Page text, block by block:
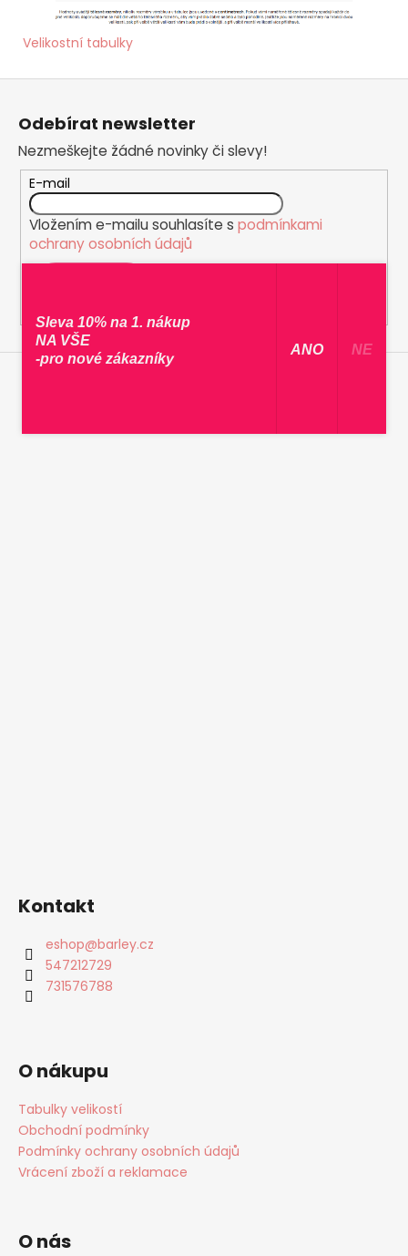
Velikostní tabulky
Z
Odebírat newsletter
Nezmeškejte žádné novinky či slevy!
E-mail
Vložením e-mailu souhlasíte s podmínkami
ochrany osobních údajů
Kontakt
eshop@barley.cz
547212729
731576788
O nákupu
Tabulky velikostí
Obchodní podmínky
Podmínky ochrany osobních údajů
Vrácení zboží a reklamace
O nás
Sleva 10% na 1. nákup
NA VŠE
-pro nové zákazníky
​ ANO ​ NE